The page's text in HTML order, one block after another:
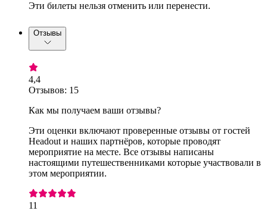
Эти билеты нельзя отменить или перенести.
Отзывы
4,4
Отзывов: 15
Как мы получаем ваши отзывы?
Эти оценки включают проверенные отзывы от гостей
Headout и наших партнёров, которые проводят
мероприятие на месте. Все отзывы написаны
настоящими путешественниками которые участвовали в
этом мероприятии.
11